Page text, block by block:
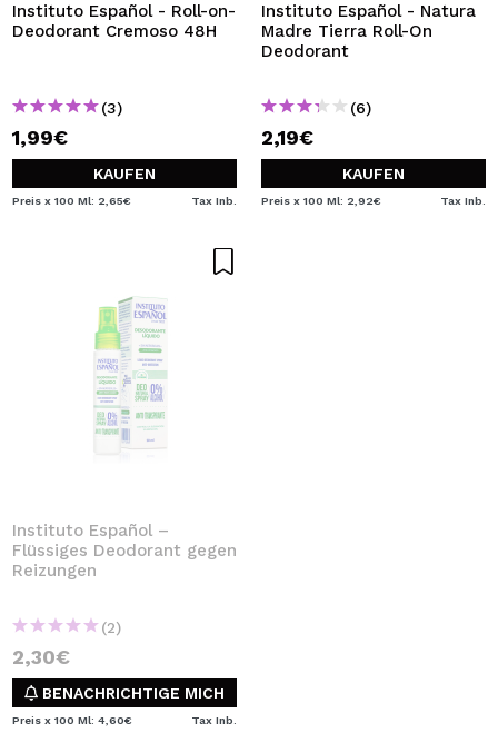
Instituto Español - Roll-on-
Deodorant Cremoso 48H
(3)
1,99€
KAUFEN
Preis x 100 Ml: 2,65€ Tax Inb.
Instituto Español - Natura
Madre Tierra Roll-On
Deodorant
(6)
2,19€
KAUFEN
Preis x 100 Ml: 2,92€ Tax Inb.
Instituto Español –
Flüssiges Deodorant gegen
Reizungen
(2)
2,30€
BENACHRICHTIGE MICH
Preis x 100 Ml: 4,60€ Tax Inb.